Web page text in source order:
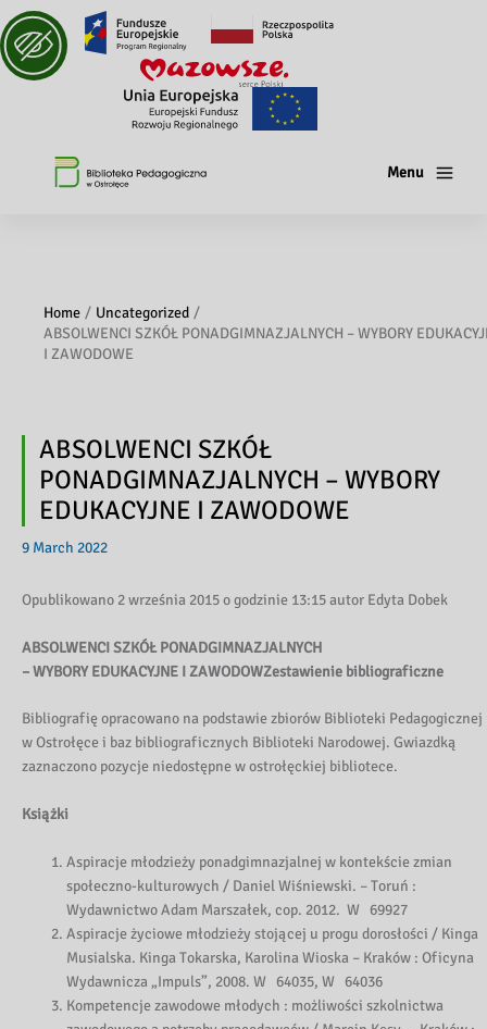
Menu
Home
Uncategorized
ABSOLWENCI SZKÓŁ PONADGIMNAZJALNYCH – WYBORY
I ZAWODOWE
ABSOLWENCI SZKÓŁ
PONADGIMNAZJALNYCH – WYBORY
EDUKACYJNE I ZAWODOWE
9 March 2022
Opublikowano 2 września 2015 o godzinie 13:15 autor Edyta Dobek
ABSOLWENCI SZKÓŁ PONADGIMNAZJALNYCH
– WYBORY EDUKACYJNE I ZAWODOWZestawienie bibliograficzne
Bibliografię opracowano na podstawie zbiorów Biblioteki Pedagogicznej
w Ostrołęce i baz bibliograficznych Biblioteki Narodowej. Gwiazdką
zaznaczono pozycje niedostępne w ostrołęckiej bibliotece.
Książki
Aspiracje młodzieży ponadgimnazjalnej w kontekście zmian
społeczno-kulturowych / Daniel Wiśniewski. – Toruń :
Wydawnictwo Adam Marszałek, cop. 2012. W 69927
Aspiracje życiowe młodzieży stojącej u progu dorosłości / Kinga
Musialska. Kinga Tokarska, Karolina Wioska – Kraków : Oficyna
Wydawnicza „Impuls”, 2008. W 64035, W 64036
Kompetencje zawodowe młodych : możliwości szkolnictwa